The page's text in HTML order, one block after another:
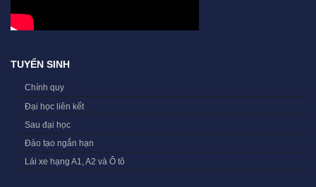
TUYỂN SINH
Chính quy
Đại học liên kết
Sau đại học
Đào tạo ngắn hạn
Lái xe hạng A1, A2 và Ô tô